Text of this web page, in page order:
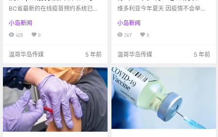
把手教你如何线上预约打疫
BC省最新的在线疫苗预约系统已于
的！！无论我们是不是加拿大公
民，都可以免费接种疫苗。 所以最
理了一下具体操作.
小岛新闻
425 0
温哥华岛传媒 5 年前
莫名包裹！连温哥华的拆弹
维多利亚今年夏天 因疫情不会举行
夏天到了 室外天气好得不得了 在疫
情之前 每年夏天都会有各式各样的
小岛新闻
267 0
温哥华岛传媒 5 年前